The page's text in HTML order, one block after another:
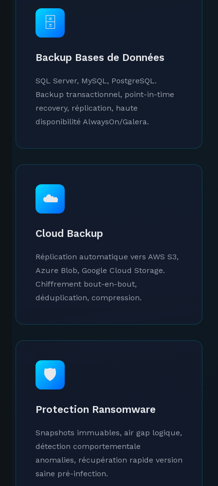
🗄️
Backup Bases de Données
SQL Server, MySQL, PostgreSQL.
Backup transactionnel, point-in-time
recovery, réplication, haute
disponibilité AlwaysOn/Galera.
☁️
Cloud Backup
Réplication automatique vers AWS S3,
Azure Blob, Google Cloud Storage.
Chiffrement bout-en-bout,
déduplication, compression.
🛡️
Protection Ransomware
Snapshots immuables, air gap logique,
détection comportementale
anomalies, récupération rapide version
saine pré-infection.